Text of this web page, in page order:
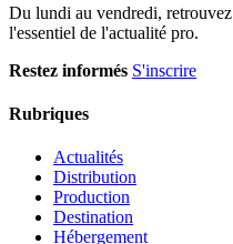
Du lundi au vendredi,
l'essentiel de l'actualité pro.
Restez informés S'inscrire
Rubriques
Actualités
Distribution
Production
Destination
Hébergement